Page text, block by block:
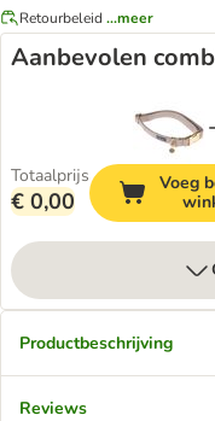
Retourbeleid ...meer
Aanbevolen
Totaalprijs
€ 0,00
Voeg
Productbeschrijving
Reviews